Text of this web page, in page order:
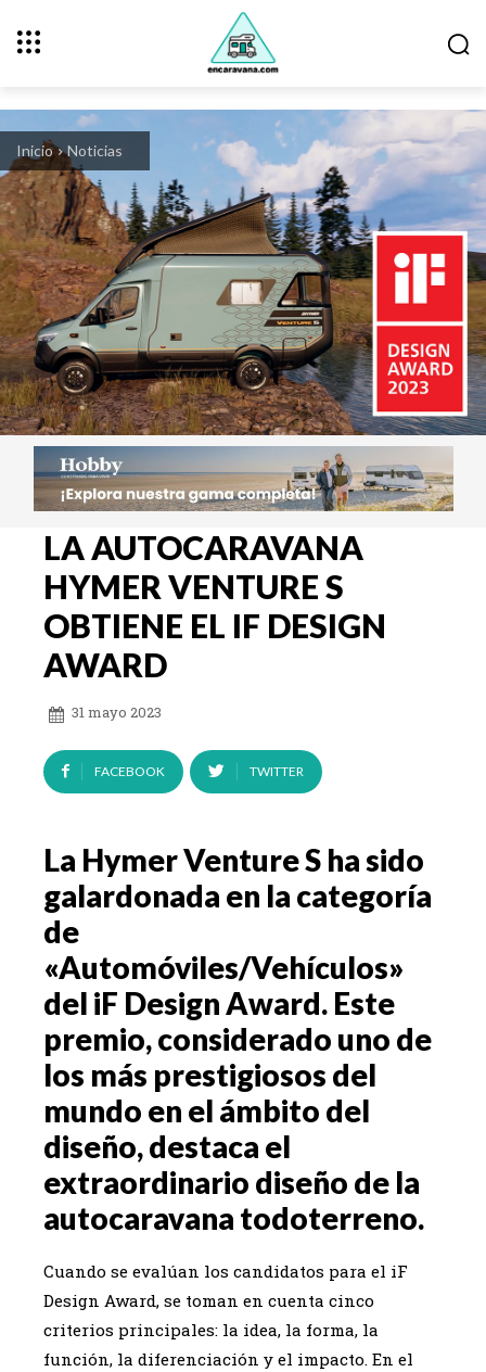
Inicio Noticias
LA AUTOCARAVANA
HYMER VENTURE S
OBTIENE EL IF DESIGN
AWARD
31 mayo 2023
FACEBOOK TWITTER
La Hymer Venture S ha sido
galardonada en la categoría
de
«Automóviles/Vehículos»
del iF Design Award. Este
premio, considerado uno de
los más prestigiosos del
mundo en el ámbito del
diseño, destaca el
extraordinario diseño de la
autocaravana todoterreno.
Cuando se evalúan los candidatos para el iF
Design Award, se toman en cuenta cinco
criterios principales: la idea, la forma, la
función, la diferenciación y el impacto. En el